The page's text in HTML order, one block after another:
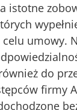
istotne
umowy.
do
firmy